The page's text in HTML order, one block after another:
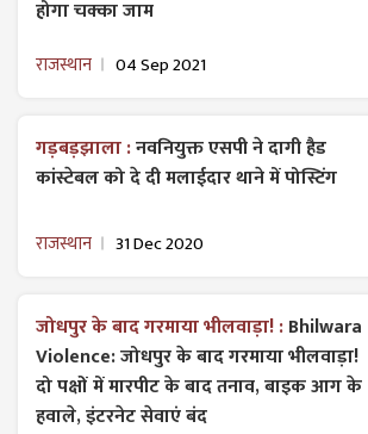
होगा चक्का जाम
राजस्थान 04 Sep 2021
गड़बड़झाला :नवनियुक्त एसपी ने दागी हैड
कांस्टेबल को दे दी मलाईदार थाने में पोस्टिंग
राजस्थान 31 Dec 2020
जोधपुर के बाद गरमाया भीलवाड़ा! :Bhilwara
Violence: जोधपुर के बाद गरमाया भीलवाड़ा!
दो पक्षों में मारपीट के बाद तनाव, बाइक आग के
हवाले, इंटरनेट सेवाएं बंद